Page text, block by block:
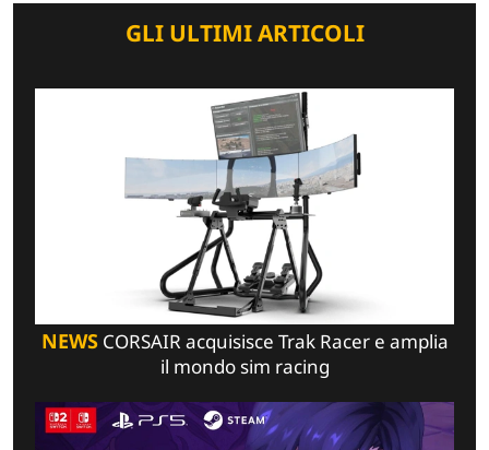
GLI ULTIMI ARTICOLI
NEWSCORSAIR acquisisce Trak Racer e amplia
il mondo sim racing